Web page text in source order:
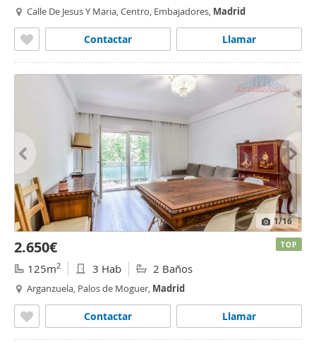
Calle De Jesus Y Maria, Centro, Embajadores, Madrid
Llamar
Contactar
1/16
2.650€
125m2 3 Hab 2 Baños
Arganzuela, Palos de Moguer, Madrid
Llamar
Contactar
TOP